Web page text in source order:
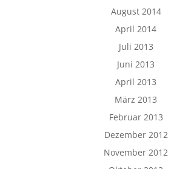
August 2014
April 2014
Juli 2013
Juni 2013
April 2013
März 2013
Februar 2013
Dezember 2012
November 2012